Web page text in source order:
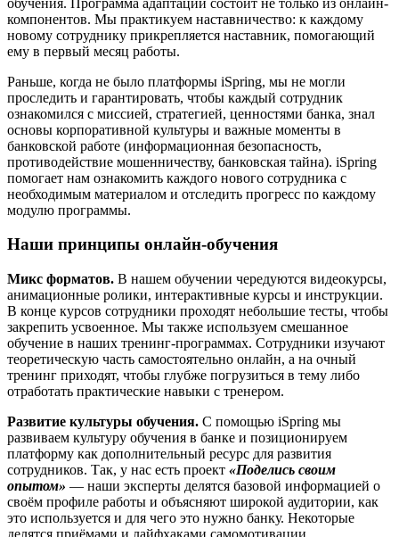
компонентов. Мы практикуем наставничество: к каждому
новому сотруднику прикрепляется наставник, помогающий
ему в первый месяц работы.
Раньше, когда не было платформы iSpring, мы не могли
проследить и гарантировать, чтобы каждый сотрудник
ознакомился с миссией, стратегией, ценностями банка, знал
основы корпоративной культуры и важные моменты в
банковской работе (информационная безопасность,
противодействие мошенничеству, банковская тайна). iSpring
помогает нам ознакомить каждого нового сотрудника с
необходимым материалом и отследить прогресс по каждому
модулю программы.
Наши принципы онлайн-обучения
Микс форматов. В нашем обучении чередуются видеокурсы,
анимационные ролики, интерактивные курсы и инструкции.
В конце курсов сотрудники проходят небольшие тесты, чтобы
закрепить усвоенное. Мы также используем смешанное
обучение в наших тренинг-программах. Сотрудники изучают
теоретическую часть самостоятельно онлайн, а на очный
тренинг приходят, чтобы глубже погрузиться в тему либо
отработать практические навыки с тренером.
Развитие культуры обучения. С помощью iSpring мы
развиваем культуру обучения в банке и позиционируем
платформу как дополнительный ресурс для развития
сотрудников. Так, у нас есть проект «Поделись своим
опытом» — наши эксперты делятся базовой информацией о
своём профиле работы и объясняют широкой аудитории, как
это используется и для чего это нужно банку. Некоторые
делятся приёмами и лайфхаками самомотивации,